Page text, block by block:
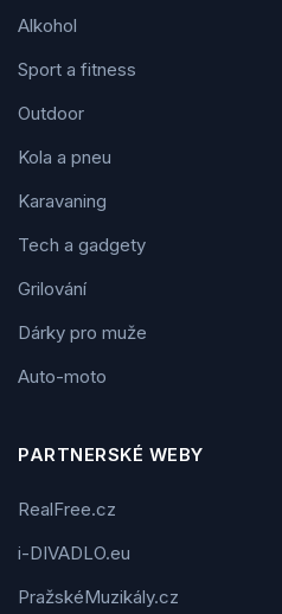
Alkohol
Sport a fitness
Outdoor
Kola a pneu
Karavaning
Tech a gadgety
Grilování
Dárky pro muže
Auto-moto
PARTNERSKÉ WEBY
RealFree.cz
i-DIVADLO.eu
PražskéMuzikály.cz